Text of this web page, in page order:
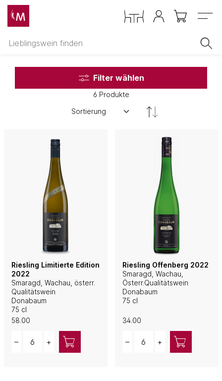
Menu
Filter wählen
6 Produkte
Riesling Limitierte Edition
2022
Smaragd, Wachau, österr.
Qualitätswein
Donabaum
75 cl
58.00
– +
Riesling Offenberg 2022
Smaragd, Wachau,
Österr.Qualitätswein
Donabaum
75 cl
34.00
– +